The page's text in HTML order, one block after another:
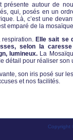
présente autour de
qui, posés en un
Là, c’est une
emparé de la
respiration. Elle sait se
selon la
lumineux. La
détail pour réaliser son
son iris posé sur
et nos facilités.
Copyright